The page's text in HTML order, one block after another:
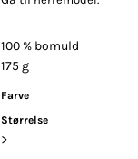
100 % bomuld
175 g
Farve
Størrelse
>
Jakker / Softshell